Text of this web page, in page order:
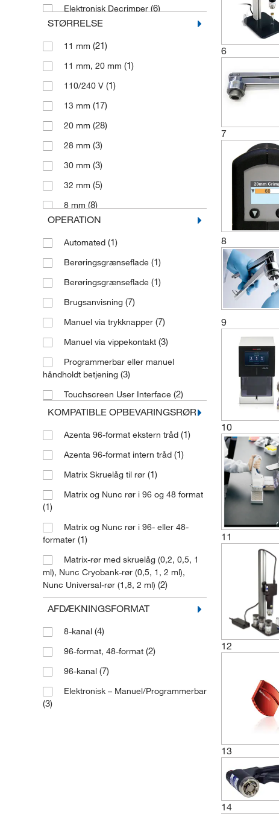
Elektronisk Decrimper (6)
Elektronisk afdækker
Elektronisk crimper
Elektronisk crimper (flip-off)
Elektronisk decapper
Elektronisk højeffekt crimpeværktøj
(1)
Elektronisk krympetang
Kasketåbnersæt
Manuel Decrimper
Manuel afkappetang
Manuel afrenser
Manuel crimper
Manuel crimper (flip-off)(2)
Manuel decapper(9)
Manuel ergonomisk crimper
Manuel ergonomisk decapper
Manuel krimper(10)
Opening Pliers(1)
Stå(2)
Stand for Capper/Decapper(1)
STØRRELSE
11 mm (21)
11 mm, 20 mm (1)
110/240 V (1)
13 mm (17)
20 mm (28)
28 mm (3)
30 mm (3)
32 mm (5)
8 mm (8)
OPERATION
Automated (1)
Berøringsgrænseflade (1)
Berøringsgrænseflade (1)
Brugsanvisning (7)
Manuel via trykknapper (7)
Manuel via vippekontakt (3)
Programmerbar eller manuel
håndholdt betjening (3)
Touchscreen User Interface (2)
KOMPATIBLE OPBEVARINGSRØR
Azenta 96-format ekstern tråd (1)
Azenta 96-format intern tråd (1)
Matrix Skruelåg til rør (1)
Matrix og Nunc rør i 96 og 48 format
(1)
Matrix og Nunc rør i 96- eller 48-
formater (1)
Matrix-rør med skruelåg (0,2, 0,5, 1
ml), Nunc Cryobank-rør (0,5, 1, 2 ml),
Nunc Universal-rør (1,8, 2 ml) (2)
Matrix-skruelågrør (0,2 ml)
AFDÆKNINGSFORMAT
8-kanal (4)
96-format, 48-format (2)
96-kanal (7)
Elektronisk – Manuel/Programmerbar
(3)
6
7
8
9
10
11
12
13
14